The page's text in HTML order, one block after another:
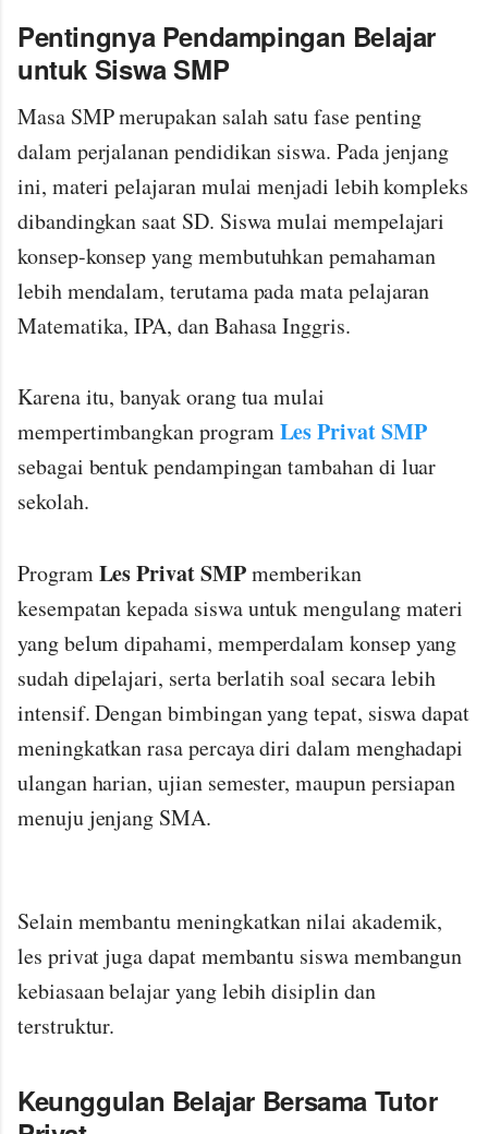
Pentingnya Pendampingan Belajar
untuk Siswa SMP
Masa SMP merupakan salah satu fase penting
dalam perjalanan pendidikan siswa. Pada jenjang
ini, materi pelajaran mulai menjadi lebih kompleks
dibandingkan saat SD. Siswa mulai mempelajari
konsep-konsep yang membutuhkan pemahaman
lebih mendalam, terutama pada mata pelajaran
Matematika, IPA, dan Bahasa Inggris.
Karena itu, banyak orang tua mulai
mempertimbangkan programLes Privat SMP
sebagai bentuk pendampingan tambahan di luar
sekolah.
ProgramLes Privat SMPmemberikan
kesempatan kepada siswa untuk mengulang materi
yang belum dipahami, memperdalam konsep yang
sudah dipelajari, serta berlatih soal secara lebih
intensif. Dengan bimbingan yang tepat, siswa dapat
meningkatkan rasa percaya diri dalam menghadapi
ulangan harian, ujian semester, maupun persiapan
menuju jenjang SMA.
Selain membantu meningkatkan nilai akademik,
les privat juga dapat membantu siswa membangun
kebiasaan belajar yang lebih disiplin dan
terstruktur.
Keunggulan Belajar Bersama Tutor